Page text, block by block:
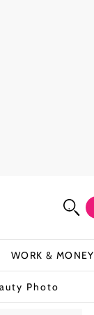
WORK & MONEY
Photo